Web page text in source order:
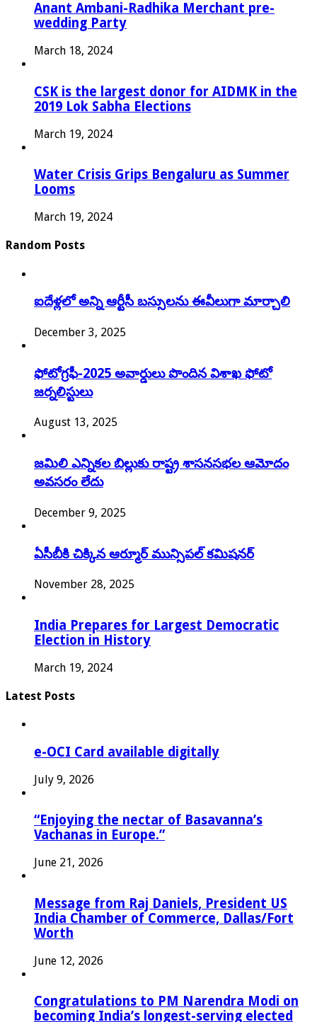
Anant Ambani-Radhika Merchant pre-
wedding Party
March 18, 2024
CSK is the largest donor for AIDMK in the
2019 Lok Sabha Elections
March 19, 2024
Water Crisis Grips Bengaluru as Summer
Looms
March 19, 2024
Random Posts
ఐదేళ్లలో అన్ని ఆర్టీసీ బస్సులను ఈవీలుగా మార్చాలి
December 3, 2025
ఫోటోగ్రఫీ-2025 అవార్డులు పొందిన విశాఖ ఫోటో
జర్నలిస్టులు
August 13, 2025
జమిలి ఎన్నికల బిల్లుకు రాష్ట్ర శాసనసభల ఆమోదం
అవసరం లేదు
December 9, 2025
ఏసీబీకి చిక్కిన ఆర్మూర్ మున్సిపల్ కమిషనర్
November 28, 2025
India Prepares for Largest Democratic
Election in History
March 19, 2024
Latest Posts
e-OCI Card available digitally
July 9, 2026
“Enjoying the nectar of Basavanna’s
Vachanas in Europe.”
June 21, 2026
Message from Raj Daniels, President US
India Chamber of Commerce, Dallas/Fort
Worth
June 12, 2026
Congratulations to PM Narendra Modi on
becoming India’s longest-serving elected